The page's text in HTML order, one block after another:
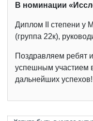
В номинации
Диплом II степени у
(группа 22к),
Поздравляем ребят
успешным участием
дальнейших успехов!